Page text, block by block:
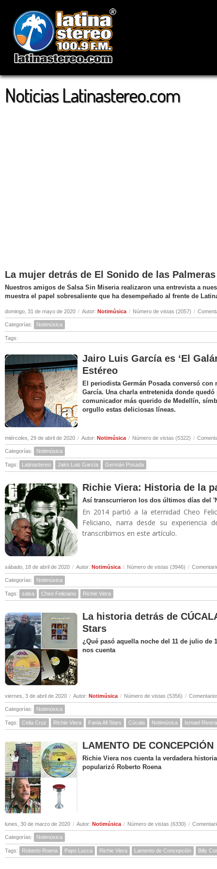
Noticias Latinastereo.com
La mujer detrás de El Sonido de las Palmeras
Nuestros amigos de Salsa Sin Miseria realizaron una entrevista a
muestra el papel sobresaliente que ha desempeñado al frente de
domingo, 31 de mayo de 2020 / Autor: Notimúsica / Número de vistas (2057) /
Categorías: Notimúsica
Tags:
Jairo Luis García es ‘El
Estéreo
El periodista Germán Posada conversó
García. Una charla entretenida donde
comunicador más querido de Medellín,
orgullo estas deliciosas líneas.
miércoles, 29 de abril de 2020 / Autor: Notimúsica / Número de vistas (5322) /
Categorías: Notimúsica
Tags: Latinastereo Jairo Luis García Germán Posada
Richie Viera: Historia de la
Así transcurrieron los dos últimos días del
En 2014 partió a la eternidad Cheo
Feliciano, narra desde su experiencia
transcribimos en este artículo.
sábado, 18 de abril de 2020 / Autor: Notimúsica / Número de vistas (3946) /
Categorías: Notimúsica
Tags: salsa Cheo Feliciano Richie Viera
La historia detrás de
Stars
¿Qué pasó aquella noche del 11 de julio de
nos cuenta
viernes, 3 de abril de 2020 / Autor: Notimúsica / Número de vistas (5356) /
Categorías: Notimúsica
Tags: Celia Cruz Richie Viera Fania All Stars Cúcala Notimúsica Ismael Rivera
LAMENTO DE
Richie Viera nos cuenta la verdadera
popularizó Roberto Roena
lunes, 30 de marzo de 2020 / Autor: Notimúsica / Número de vistas (6330) /
Categorías: Notimúsica
Tags: Roberto Roena Papo Lucca Richie Viera Lamento de Concepción Billy